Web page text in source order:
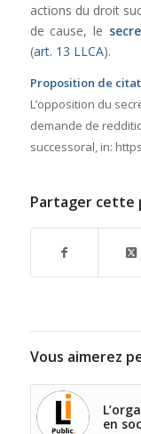
actions du droit
de cause, le
(art. 13 LLCA).
Proposition de
L’opposition du
demande de
successoral, in:
Partager cette
Vous aimerez
en